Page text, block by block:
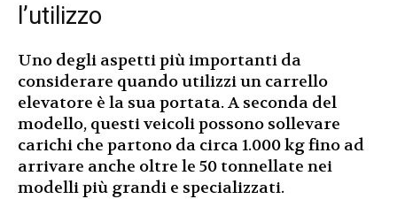
l’utilizzo
Uno degli aspetti più importanti da
considerare quando utilizzi un carrello
elevatore è la sua portata. A seconda del
modello, questi veicoli possono sollevare
carichi che partono da circa 1.000 kg fino ad
arrivare anche oltre le 50 tonnellate nei
modelli più grandi e specializzati.